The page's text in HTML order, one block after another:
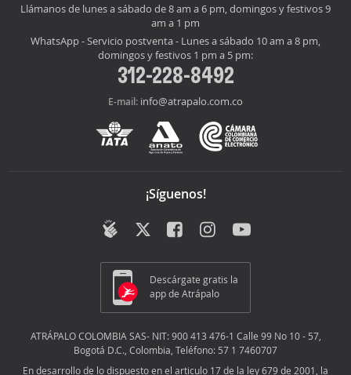
Llámanos de lunes a sábado de 8 am a 6 pm, domingos y festivos 9
am a 1 pm
WhatsApp - Servicio postventa - Lunes a sábado 10 am a 8 pm,
domingos y festivos 1 pm a 5 pm:
312-228-8492
E-mail: info@atrapalo.com.co
¡Síguenos!
Descárgate gratis la
app de Atrápalo
ATRÁPALO COLOMBIA SAS- NIT: 900 413 476-1 Calle 99 No 10 - 57,
Bogotá D.C., Colombia, Teléfono: 57 1 7460707
En desarrollo de lo dispuesto en el articulo 17 de la ley 679 de 2001, la